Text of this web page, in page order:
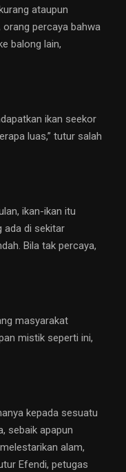
ataupun
orang percaya bahwa
balong lain,
ikan seekor
luas,” tutur salah
ikan-ikan itu
ada di sekitar
Bila tak percaya,
masyarakat
mistik seperti ini,
kepada sesuatu
sebaik apapun
alam,
Efendi, petugas